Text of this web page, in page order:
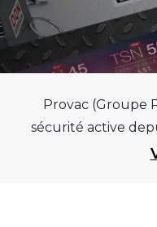
Provac (Groupe
sécurité active
équipements